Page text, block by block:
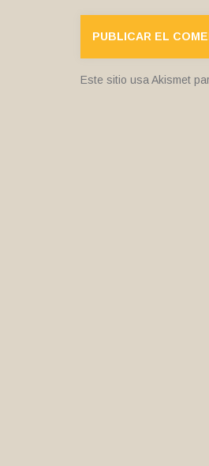
Este sitio usa Akismet